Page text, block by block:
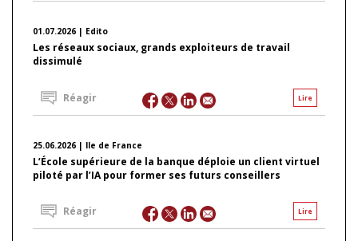
01.07.2026 | Edito
Les réseaux sociaux, grands exploiteurs de travail
dissimulé
Lire
Réagir
25.06.2026 | Ile de France
L’École supérieure de la banque déploie un client virtuel
piloté par l’IA pour former ses futurs conseillers
Lire
Réagir